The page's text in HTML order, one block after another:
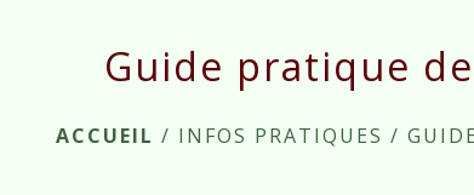
Guide pratique
ACCUEIL / INFOS PRATIQUES /